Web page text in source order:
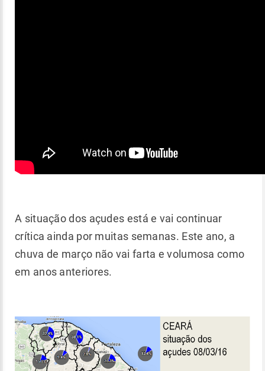
A situação dos açudes está e vai continuar
crítica ainda por muitas semanas. Este ano, a
chuva de março não vai farta e volumosa como
em anos anteriores.